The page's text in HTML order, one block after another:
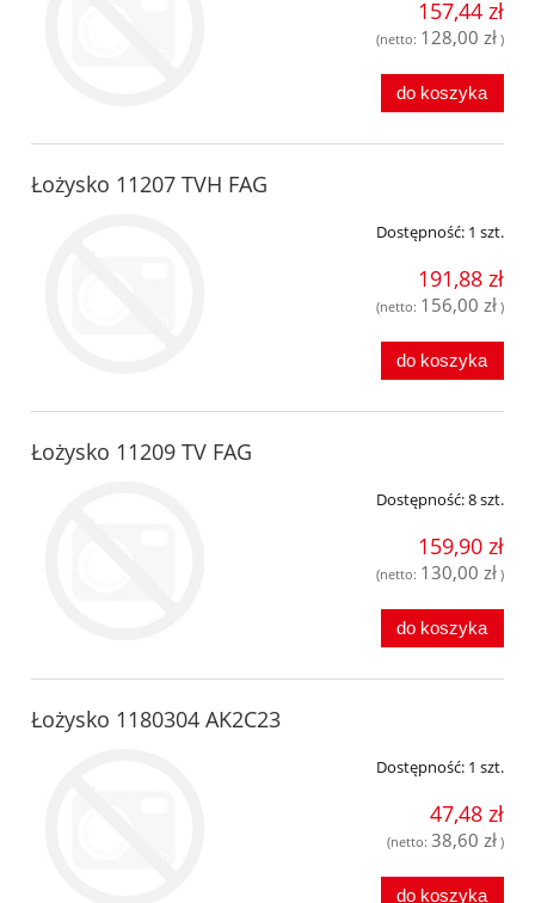
157,44 zł
(netto: 128,00 zł )
do koszyka
Łożysko 11207 TVH FAG
Dostępność: 1 szt.
191,88 zł
(netto: 156,00 zł )
do koszyka
Łożysko 11209 TV FAG
Dostępność:8 szt.
159,90 zł
(netto: 130,00 zł )
do koszyka
Łożysko 1180304 AK2C23
Dostępność: 1 szt.
47,48 zł
(netto: 38,60 zł )
do koszyka